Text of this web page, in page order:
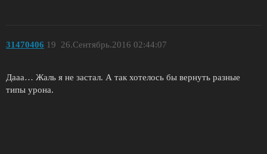
31470406 26.Сентябрь.2016 02:44:07
19
Дааа… Жаль я не застал. А так хотелось бы вернуть разные
типы урона.